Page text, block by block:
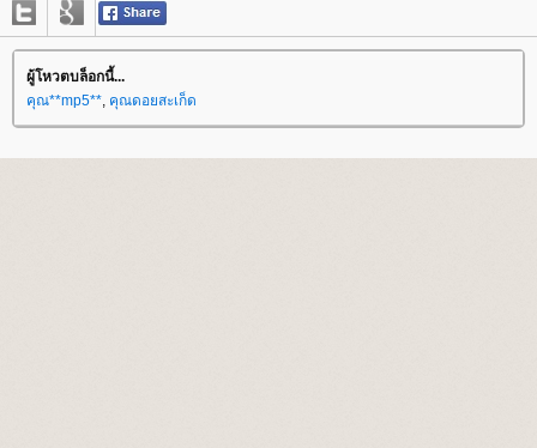
ผู้โหวตบล็อกนี้...
คุณ**mp5**, คุณดอยสะเก็ด